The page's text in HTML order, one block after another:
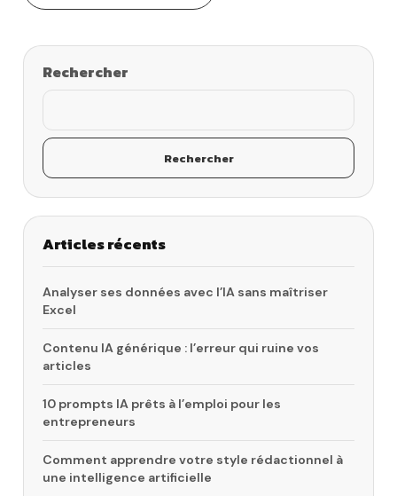
Rechercher
Rechercher
Articles récents
Analyser ses données avec l’IA sans maîtriser
Excel
Contenu IA générique : l’erreur qui ruine vos
articles
10 prompts IA prêts à l’emploi pour les
entrepreneurs
Comment apprendre votre style rédactionnel à
une intelligence artificielle